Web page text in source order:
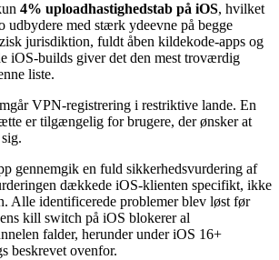
4% uploadhastighedstab på iOS, hvilket
udbydere med stærk ydeevne på begge
jurisdiktion, fuldt åben kildekode-apps og
iOS-builds giver det den mest troværdig
liste.
VPN-registrering i restriktive lande. En
er tilgængelig for brugere, der ønsker at
gennemgik en fuld sikkerhedsvurdering af
dækkede iOS-klienten specifikt, ikke
Alle identificerede problemer blev løst før
kill switch på iOS blokerer al
falder, herunder under iOS 16+
beskrevet ovenfor.